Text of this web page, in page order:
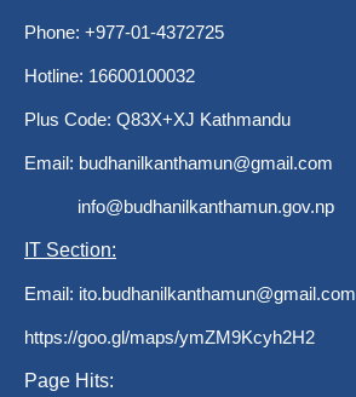
Phone: +977-01-4372725
Hotline: 16600100032
Plus Code: Q83X+XJ Kathmandu
Email: budhanilkanthamun@gmail.com
info@budhanilkanthamun.gov.np
IT Section:
Email: ito.budhanilkanthamun@gmail.com
https://goo.gl/maps/ymZM9Kcyh2H2
Page Hits: